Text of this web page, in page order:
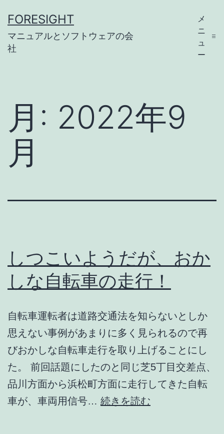
ン
テ
FORESIGHT
マニュアルとソフトウェアの会
社
メ
ニ
ュ
ー
月: 2022年9
月
しつこいようだが、おか
しな自転車の走行！
自転車運転者は道路交通法を知らないとしか
思えない事例があまりに多く見られるので再
びおかしな自転車走行を取り上げることにし
た。 前回話題にしたのと同じ芝5丁目交差点、
品川方面から浜松町方面に走行してきた自転
車が、車両用信号… 続きを読む